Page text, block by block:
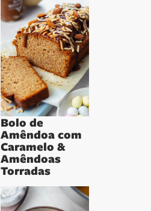
Bolo de
Amêndoa com
Caramelo &
Amêndoas
Torradas